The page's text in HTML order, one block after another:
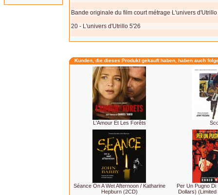
Bande originale du film court métrage L'univers
20 - L'univers d'Utrillo 5'26
Kunden, die dieses Produkt gekauft haben, haben auch
L'Amour Et Les Forêts
Séance On A Wet Afternoon / Katharine
Hepburn (2CD)
Per Un Pugno Di
Dollars)